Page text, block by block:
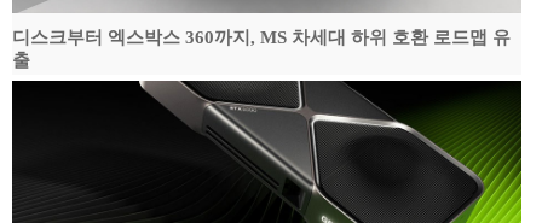
디스크부터 엑스박스 360까지, MS 차세대 하위 호환 로드맵 유
출